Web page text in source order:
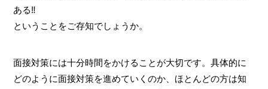
ある‼
ということをご存知でしょうか。
面接対策には十分時間をかけることが大切です。具体的に
どのように面接対策を進めていくのか、ほとんどの方は知